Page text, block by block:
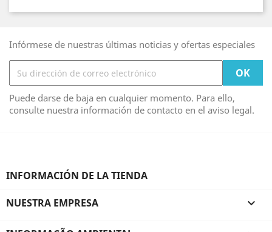
Infórmese de nuestras últimas noticias y ofertas especiales
Puede darse de baja en cualquier momento. Para ello,
consulte nuestra información de contacto en el aviso legal.
INFORMACIÓN DE LA TIENDA
NUESTRA EMPRESA 